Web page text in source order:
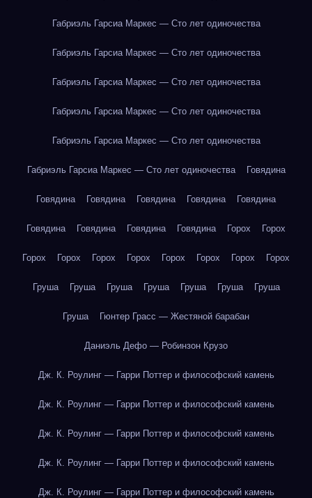
Габриэль Гарсиа Маркес — Сто лет одиночества
Габриэль Гарсиа Маркес — Сто лет одиночества
Габриэль Гарсиа Маркес — Сто лет одиночества
Габриэль Гарсиа Маркес — Сто лет одиночества
Габриэль Гарсиа Маркес — Сто лет одиночества
Габриэль Гарсиа Маркес — Сто лет одиночества Говядина
Говядина Говядина Говядина Говядина Говядина
Говядина Говядина Говядина Говядина Горох Горох
Горох Горох Горох Горох Горох Горох Горох Горох
Груша Груша Груша Груша Груша Груша Груша
Груша Гюнтер Грасс — Жестяной барабан
Даниэль Дефо — Робинзон Крузо
Дж. К. Роулинг — Гарри Поттер и философский камень
Дж. К. Роулинг — Гарри Поттер и философский камень
Дж. К. Роулинг — Гарри Поттер и философский камень
Дж. К. Роулинг — Гарри Поттер и философский камень
Дж. К. Роулинг — Гарри Поттер и философский камень